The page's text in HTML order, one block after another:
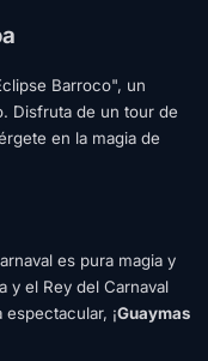
Barroco", un
Disfruta de un tour de
en la magia de
es pura magia y
y el Rey del Carnaval
¡Guaymas